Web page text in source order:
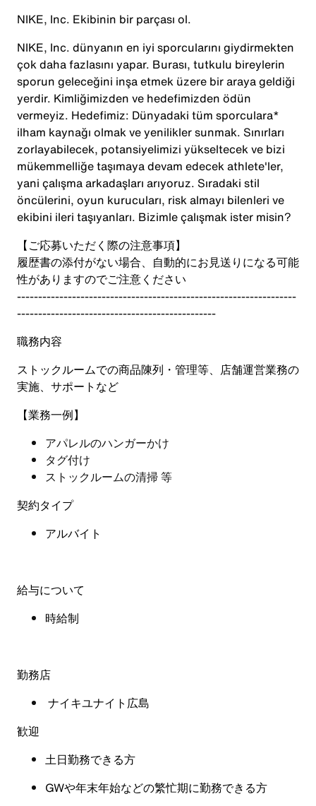
NIKE, Inc. Ekibinin bir parçası ol.
NIKE, Inc. dünyanın en iyi sporcularını giydirmekten
çok daha fazlasını yapar. Burası, tutkulu bireylerin
sporun geleceğini inşa etmek üzere bir araya geldiği
yerdir. Kimliğimizden ve hedefimizden ödün
vermeyiz. Hedefimiz: Dünyadaki tüm sporculara*
ilham kaynağı olmak ve yenilikler sunmak. Sınırları
zorlayabilecek, potansiyelimizi yükseltecek ve bizi
mükemmelliğe taşımaya devam edecek athlete'ler,
yani çalışma arkadaşları arıyoruz. Sıradaki stil
öncülerini, oyun kurucuları, risk almayı bilenleri ve
ekibini ileri taşıyanları. Bizimle çalışmak ister misin?
【ご応募いただく際の注意事項】
履歴書の添付がない場合、自動的にお見送りになる可能
性がありますのでご注意ください
------------------------------------------------------------------
-----------------------------------------------
職務内容
ストックルームでの商品陳列・管理等、店舗運営業務の
実施、サポートなど
【業務一例】
アパレルのハンガーかけ
タグ付け
ストックルームの清掃 等
契約タイプ
アルバイト
給与について
時給制
勤務店
ナイキユナイト広島
歓迎
土日勤務できる方
GWや年末年始などの繁忙期に勤務できる方